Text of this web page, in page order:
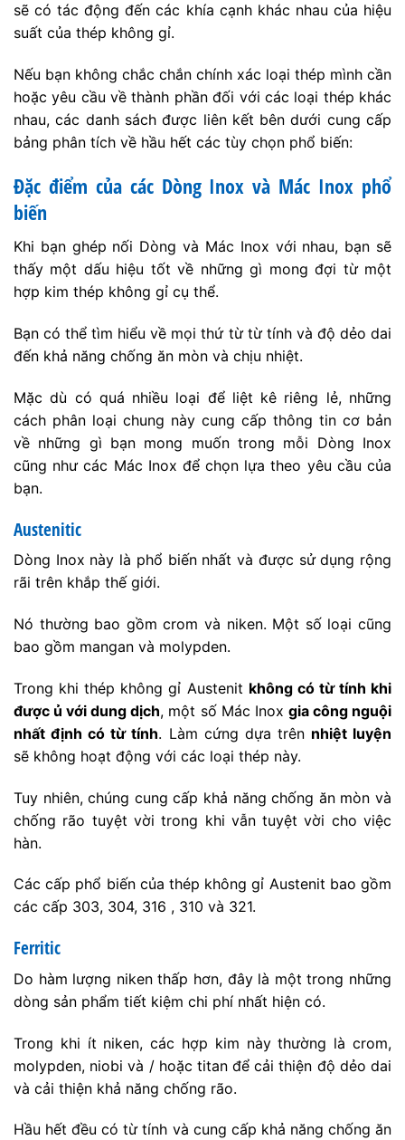
sẽ có tác động đến các khía cạnh khác nhau của hiệu
suất của thép không gỉ.
Nếu bạn không chắc chắn chính xác loại thép mình cần
hoặc yêu cầu về thành phần đối với các loại thép khác
nhau, các danh sách được liên kết bên dưới cung cấp
bảng phân tích về hầu hết các tùy chọn phổ biến:
Đặc điểm của các Dòng Inox và Mác Inox phổ
biến
Khi bạn ghép nối Dòng và Mác Inox với nhau, bạn sẽ
thấy một dấu hiệu tốt về những gì mong đợi từ một
hợp kim thép không gỉ cụ thể.
Bạn có thể tìm hiểu về mọi thứ từ từ tính và độ dẻo dai
đến khả năng chống ăn mòn và chịu nhiệt.
Mặc dù có quá nhiều loại để liệt kê riêng lẻ, những
cách phân loại chung này cung cấp thông tin cơ bản
về những gì bạn mong muốn trong mỗi Dòng Inox
cũng như các Mác Inox để chọn lựa theo yêu cầu của
bạn.
Austenitic
Dòng Inox này là phổ biến nhất và được sử dụng rộng
rãi trên khắp thế giới.
Nó thường bao gồm crom và niken. Một số loại cũng
bao gồm mangan và molypden.
Trong khi thép không gỉ Austenit không có từ tính khi
được ủ với dung dịch, một số Mác Inox gia công nguội
nhất định có từ tính. Làm cứng dựa trên nhiệt luyện
sẽ không hoạt động với các loại thép này.
Tuy nhiên, chúng cung cấp khả năng chống ăn mòn và
chống rão tuyệt vời trong khi vẫn tuyệt vời cho việc
hàn.
Các cấp phổ biến của thép không gỉ Austenit bao gồm
các cấp 303, 304, 316 , 310 và 321.
Ferritic
Do hàm lượng niken thấp hơn, đây là một trong những
dòng sản phẩm tiết kiệm chi phí nhất hiện có.
Trong khi ít niken, các hợp kim này thường là crom,
molypden, niobi và / hoặc titan để cải thiện độ dẻo dai
và cải thiện khả năng chống rão.
Hầu hết đều có từ tính và cung cấp khả năng chống ăn